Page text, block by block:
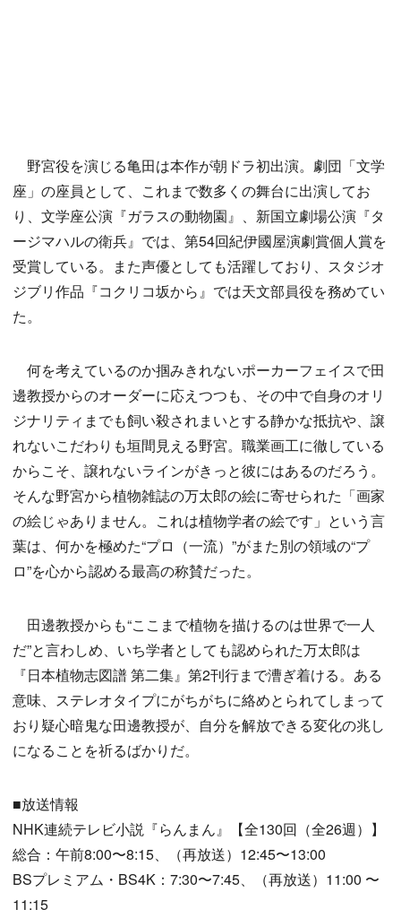
野宮役を演じる亀田は本作が朝ドラ初出演。劇団「文学
座」の座員として、これまで数多くの舞台に出演してお
り、文学座公演『ガラスの動物園』、新国立劇場公演『タ
ージマハルの衛兵』では、第54回紀伊國屋演劇賞個人賞を
受賞している。また声優としても活躍しており、スタジオ
ジブリ作品『コクリコ坂から』では天文部員役を務めてい
た。
何を考えているのか掴みきれないポーカーフェイスで田
邊教授からのオーダーに応えつつも、その中で自身のオリ
ジナリティまでも飼い殺されまいとする静かな抵抗や、譲
れないこだわりも垣間見える野宮。職業画工に徹している
からこそ、譲れないラインがきっと彼にはあるのだろう。
そんな野宮から植物雑誌の万太郎の絵に寄せられた「画家
の絵じゃありません。これは植物学者の絵です」という言
葉は、何かを極めた“プロ（一流）”がまた別の領域の“プ
ロ”を心から認める最高の称賛だった。
田邊教授からも“ここまで植物を描けるのは世界で一人
だ”と言わしめ、いち学者としても認められた万太郎は
『日本植物志図譜 第二集』第2刊行まで漕ぎ着ける。ある
意味、ステレオタイプにがちがちに絡めとられてしまって
おり疑心暗鬼な田邊教授が、自分を解放できる変化の兆し
になることを祈るばかりだ。
■放送情報
NHK連続テレビ小説『らんまん』【全130回（全26週）】
総合：午前8:00〜8:15、（再放送）12:45〜13:00
BSプレミアム・BS4K：7:30〜7:45、（再放送）11:00 〜
11:15